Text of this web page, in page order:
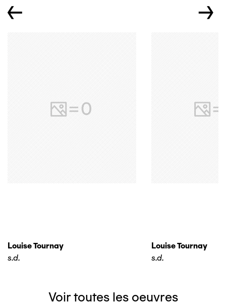
← →
Louise Tournay
s.d.
Louise Tournay
s.d.
Voir toutes les oeuvres